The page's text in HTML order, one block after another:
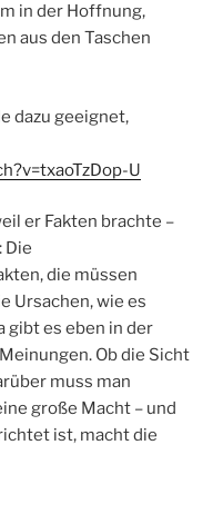
in der Hoffnung,
aus den Taschen
dazu geeignet,
U
er Fakten brachte –
Die
die müssen
Ursachen, wie es
gibt es eben in der
Ob die Sicht
muss man
große Macht – und
ist, macht die